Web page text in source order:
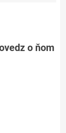
o ňom